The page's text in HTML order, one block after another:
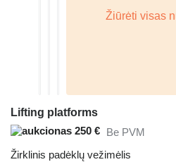
Lifting platforms
250 € Be PVM
Žirklinis padėklų vežimėlis